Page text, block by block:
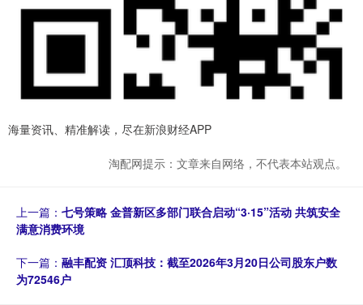
海量资讯、精准解读，尽在新浪财经APP
淘配网提示：文章来自网络，不代表本站观点。
上一篇： 七号策略 金普新区多部门联合启动“3·15”活动 共筑安全
满意消费环境
下一篇： 融丰配资 汇顶科技：截至2026年3月20日公司股东户数
为72546户